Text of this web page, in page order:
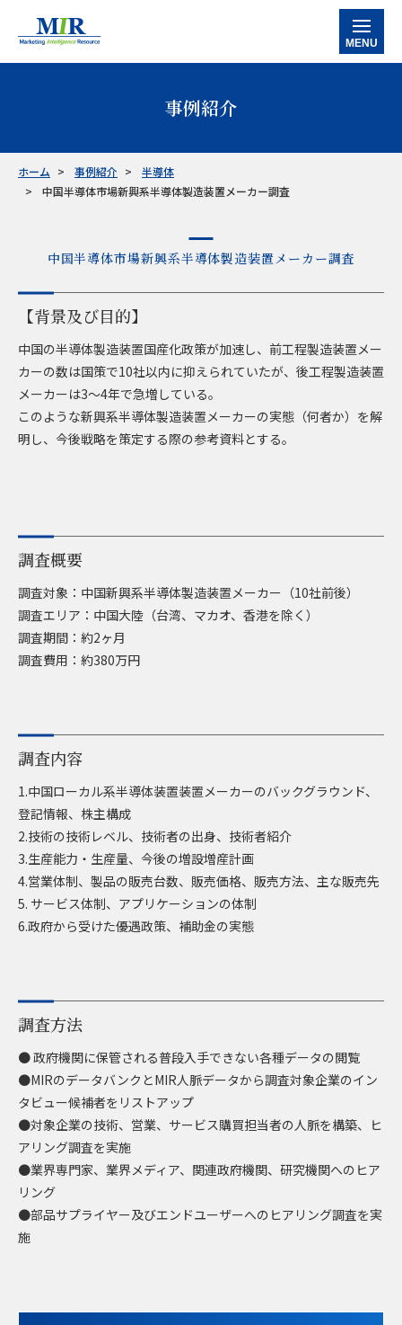
MENU
サービス
事例紹介
お知らせ
お問い合わせ
事例紹介
ホーム 事例紹介
半導体
中国半導体市場新興系半導体製造装置メーカー調査
中国半導体市場新興系半導体製造装置メーカー調査
【背景及び目的】
中国の半導体製造装置国産化政策が加速し、前工程製造装置メー
カーの数は国策で10社以内に抑えられていたが、後工程製造装置
メーカーは3～4年で急増している。
このような新興系半導体製造装置メーカーの実態（何者か）を解
明し、今後戦略を策定する際の参考資料とする。
調査概要
調査対象：中国新興系半導体製造装置メーカー（10社前後）
調査エリア：中国大陸（台湾、マカオ、香港を除く）
調査期間：約2ヶ月
調査費用：約380万円
調査内容
1.中国ローカル系半導体装置装置メーカーのバックグラウンド、
登記情報、株主構成
2.技術の技術レベル、技術者の出身、技術者紹介
3.生産能力・生産量、今後の増設増産計画
4.営業体制、製品の販売台数、販売価格、販売方法、主な販売先
5. サービス体制、アプリケーションの体制
6.政府から受けた優遇政策、補助金の実態
調査方法
● 政府機関に保管される普段入手できない各種データの閲覧
●MIRのデータバンクとMIR人脈データから調査対象企業のイン
タビュー候補者をリストアップ
●対象企業の技術、営業、サービス購買担当者の人脈を構築、ヒ
アリング調査を実施
●業界専門家、業界メディア、関連政府機関、研究機関へのヒア
リング
●部品サプライヤー及びエンドユーザーへのヒアリング調査を実
施